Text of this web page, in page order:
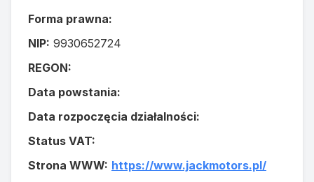
Forma prawna:
NIP: 9930652724
REGON:
Data powstania:
Data rozpoczęcia działalności:
Status VAT:
Strona WWW: https://www.jackmotors.pl/